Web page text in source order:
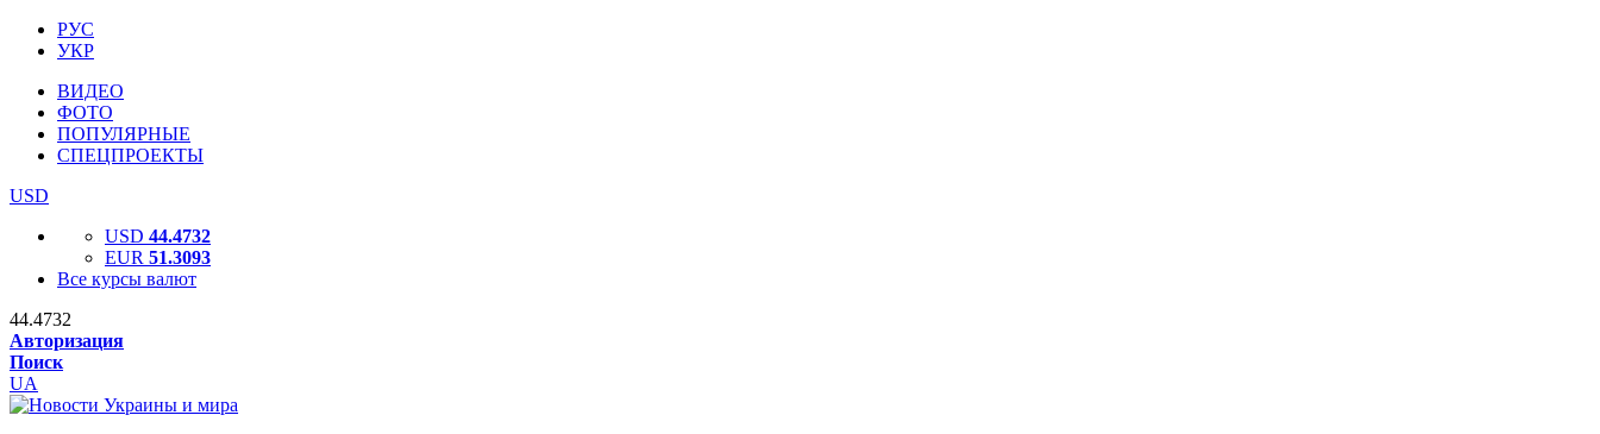
РУС
УКР
ВИДЕО
ФОТО
ПОПУЛЯРНЫЕ
СПЕЦПРОЕКТЫ
USD
USD 44.4732
EUR 51.3093
Все курсы валют
44.4732
Авторизация
Поиск
UA